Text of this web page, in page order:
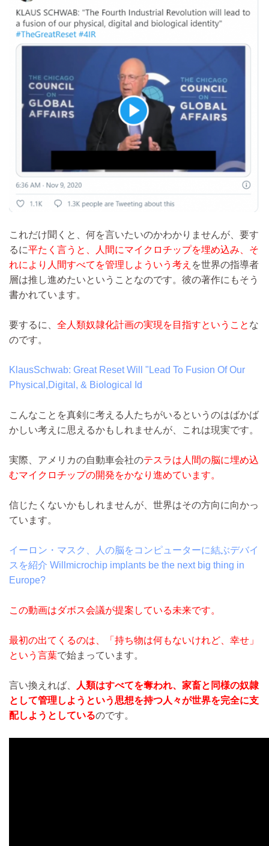
これだけ聞くと、何を言いたいのかわかりませんが、要す
るに平たく言うと、人間にマイクロチップを埋め込み、そ
れにより人間すべてを管理しよういう考え を世界の指導者
層は推し進めたいということなのです。彼の著作にもそう
書かれています。
要するに、 全人類奴隷化計画の実現を目指すということ な
のです。
KlausSchwab: Great Reset Will "Lead To Fusion Of Our
Physical,Digital, & Biological Id
こんなことを真剣に考える人たちがいるというのはばかば
かしい考えに思えるかもしれませんが、これは現実です。
実際、アメリカの自動車会社のテスラは人間の脳に埋め込
むマイクロチップの開発をかなり進めています。
信じたくないかもしれませんが、世界はその方向に向かっ
ています。
イーロン・マスク、人の脳をコンピューターに結ぶデバイ
スを紹介 Willmicrochip implants be the next big thing in
Europe?
この動画はダボス会議が提案している未来です。
最初の出てくるのは、「持ち物は何もないけれど、幸せ」
という言葉で始まっています。
言い換えれば、
人類はすべてを奪われ、家畜と同様の奴隷
として管理しようという思想を持つ人々が世界を完全に支
配しようとしているのです。